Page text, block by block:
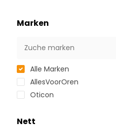
snelkoppeling
activeert
Marken
Alle Marken
AllesVoorOren
Oticon
Nett